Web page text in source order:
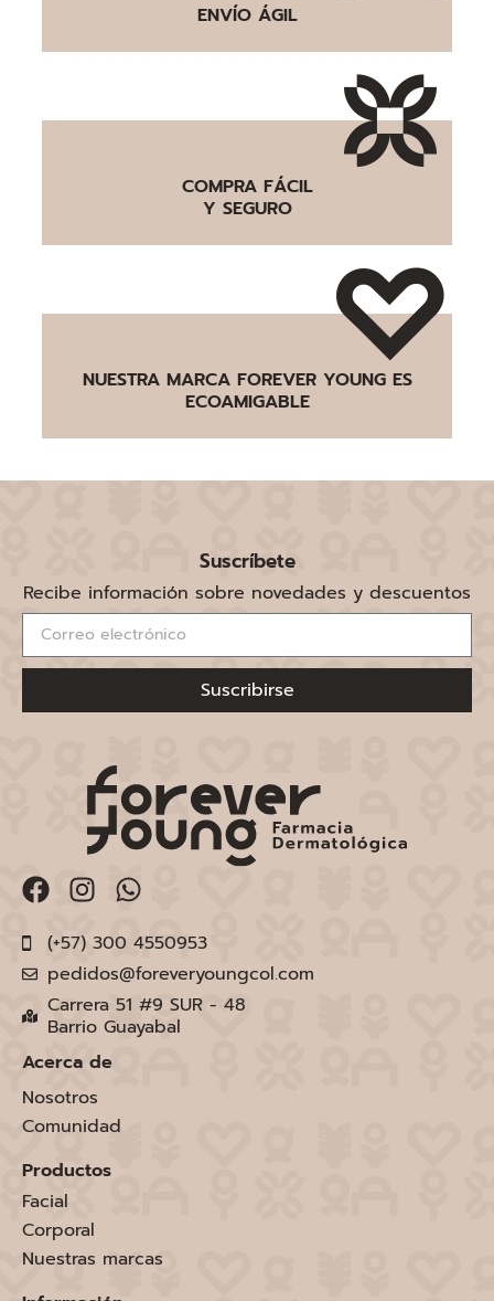
ENVÍO ÁGIL
COMPRA FÁCIL
Y SEGURO
NUESTRA MARCA FOREVER YOUNG ES
ECOAMIGABLE
Suscríbete
Recibe información sobre novedades y descuentos
Suscribirse
(+57) 300 4550953
pedidos@foreveryoungcol.com
Carrera 51 #9 SUR - 48
Barrio Guayabal
Acerca de
Nosotros
Comunidad
Productos
Facial
Corporal
Nuestras marcas